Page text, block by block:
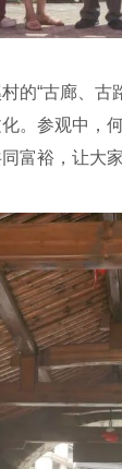
古廊、古
。参观中
富裕，让大